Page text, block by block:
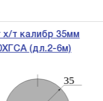
т калибр 35мм
(дл.2-6м)